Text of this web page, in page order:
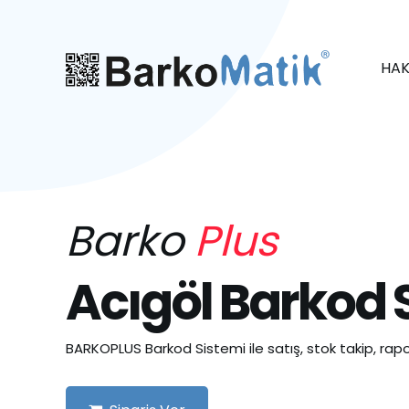
BarkoPlus
Acıgöl Barkod
BARKOPLUS Barkod Sistemi ile satış, stok takip,